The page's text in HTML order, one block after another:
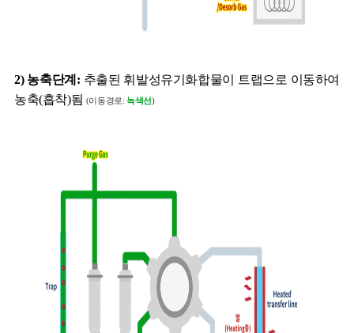
2) 농축단계: 추출된 휘발성유기화합물이 트랩으로 이동하여
농축(흡착)됨 (이동경로: 녹색선)